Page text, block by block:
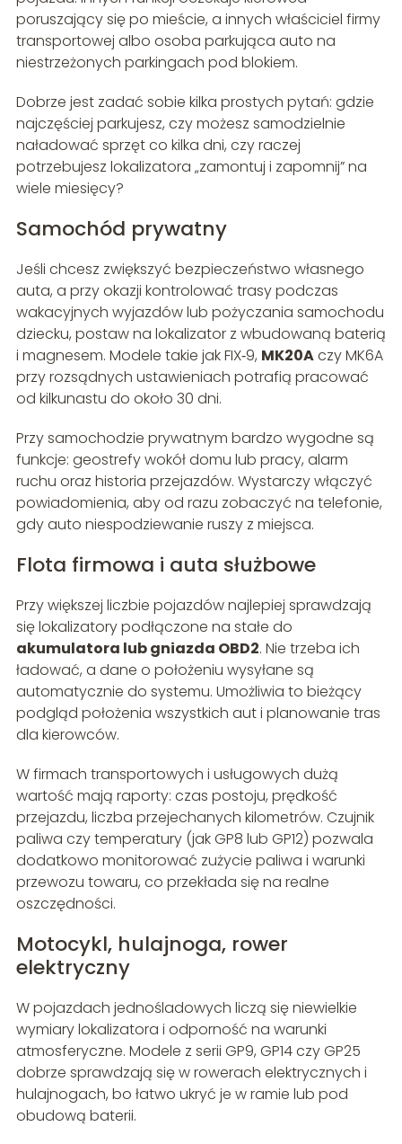
poruszający się po mieście, a innych właściciel firmy
transportowej albo osoba parkująca auto na
niestrzeżonych parkingach pod blokiem.
Dobrze jest zadać sobie kilka prostych pytań: gdzie
najczęściej parkujesz, czy możesz samodzielnie
naładować sprzęt co kilka dni, czy raczej
potrzebujesz lokalizatora „zamontuj i zapomnij” na
wiele miesięcy?
Samochód prywatny
Jeśli chcesz zwiększyć bezpieczeństwo własnego
auta, a przy okazji kontrolować trasy podczas
wakacyjnych wyjazdów lub pożyczania samochodu
dziecku, postaw na lokalizator z wbudowaną baterią
i magnesem. Modele takie jak FIX‑9, MK20Aczy MK6A
przy rozsądnych ustawieniach potrafią pracować
od kilkunastu do około 30 dni.
Przy samochodzie prywatnym bardzo wygodne są
funkcje: geostrefy wokół domu lub pracy, alarm
ruchu oraz historia przejazdów. Wystarczy włączyć
powiadomienia, aby od razu zobaczyć na telefonie,
gdy auto niespodziewanie ruszy z miejsca.
Flota firmowa i auta służbowe
Przy większej liczbie pojazdów najlepiej sprawdzają
się lokalizatory podłączone na stałe do
akumulatora lub gniazda OBD2. Nie trzeba ich
ładować, a dane o położeniu wysyłane są
automatycznie do systemu. Umożliwia to bieżący
podgląd położenia wszystkich aut i planowanie tras
dla kierowców.
W firmach transportowych i usługowych dużą
wartość mają raporty: czas postoju, prędkość
przejazdu, liczba przejechanych kilometrów. Czujnik
paliwa czy temperatury (jak GP8 lub GP12) pozwala
dodatkowo monitorować zużycie paliwa i warunki
przewozu towaru, co przekłada się na realne
oszczędności.
Motocykl, hulajnoga, rower
elektryczny
W pojazdach jednośladowych liczą się niewielkie
wymiary lokalizatora i odporność na warunki
atmosferyczne. Modele z serii GP9, GP14 czy GP25
dobrze sprawdzają się w rowerach elektrycznych i
hulajnogach, bo łatwo ukryć je w ramie lub pod
obudową baterii.